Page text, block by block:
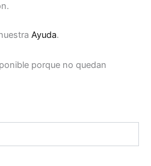
Ayuda.
porque no quedan